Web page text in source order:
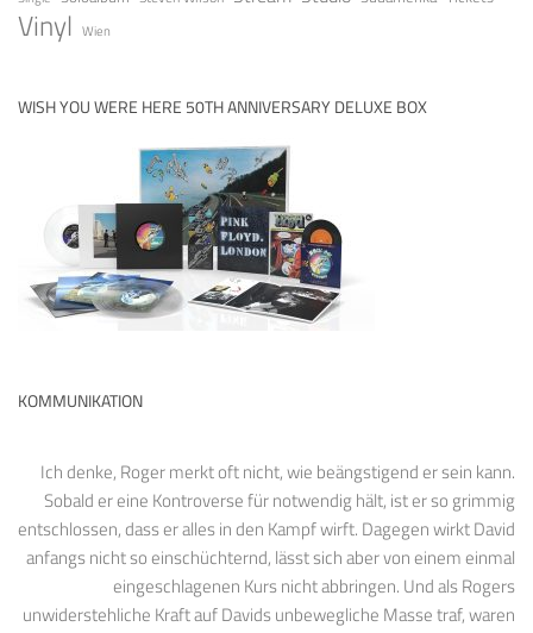
Vinyl Wien
WISH YOU WERE HERE 50TH ANNIVERSARY DELUXE BOX
KOMMUNIKATION
Ich denke, Roger merkt oft nicht, wie beängstigend er sein kann.
Sobald er eine Kontroverse für notwendig hält, ist er so grimmig
entschlossen, dass er alles in den Kampf wirft. Dagegen wirkt David
anfangs nicht so einschüchternd, lässt sich aber von einem einmal
eingeschlagenen Kurs nicht abbringen. Und als Rogers
unwiderstehliche Kraft auf Davids unbewegliche Masse traf, waren